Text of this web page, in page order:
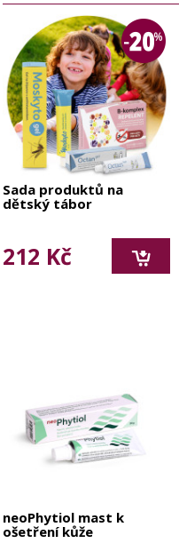
Sada produktů na
dětský tábor
212 Kč
neoPhytiol mast k
ošetření kůže